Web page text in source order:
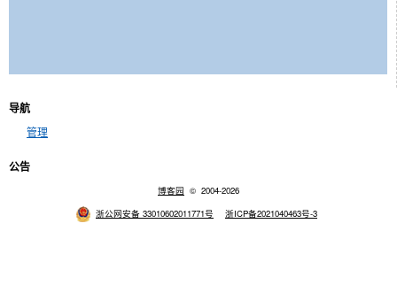
导航
管理
公告
博客园 © 2004-2026
浙公网安备 33010602011771号
浙ICP备2021040463号-3